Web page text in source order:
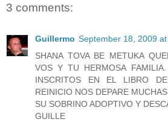
3 comments:
Guillermo September 18, 2009
SHANA TOVA BE METUKA
VOS Y TU HERMOSA
INSCRITOS EN EL LIBRO
REINICIO NOS DEPARE
SU SOBRINO ADOPTIVO Y
GUILLE